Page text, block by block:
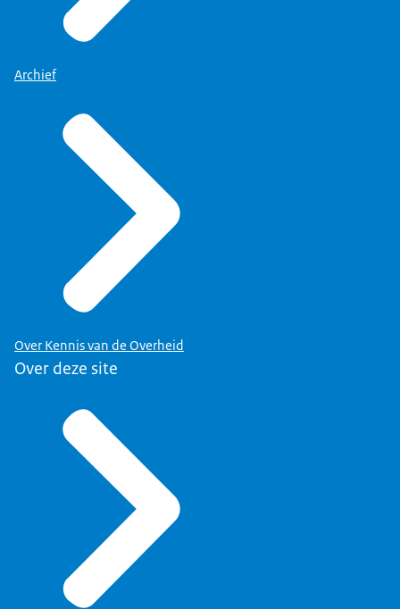
Archief
Over Kennis van de Overheid
Over deze site